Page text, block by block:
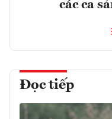
các ca
Đọc tiếp